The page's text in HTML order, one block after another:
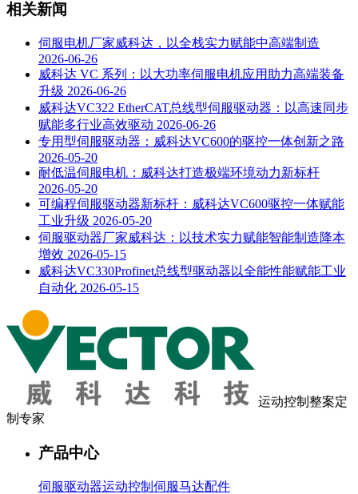
相关新闻
伺服电机厂家威科达，以全栈实力赋能中高端制造
2026-06-26
威科达 VC 系列：以大功率伺服电机应用助力高端装备
升级 2026-06-26
威科达VC322 EtherCAT总线型伺服驱动器：以高速同步
赋能多行业高效驱动 2026-06-26
专用型伺服驱动器：威科达VC600的驱控一体创新之路
2026-05-20
耐低温伺服电机：威科达打造极端环境动力新标杆
2026-05-20
可编程伺服驱动器新标杆：威科达VC600驱控一体赋能
工业升级 2026-05-20
伺服驱动器厂家威科达：以技术实力赋能智能制造降本
增效 2026-05-15
威科达VC330Profinet总线型驱动器以全能性能赋能工业
自动化 2026-05-15
运动控制整案定
制专家
产品中心
伺服驱动器运动控制 伺服马达配件